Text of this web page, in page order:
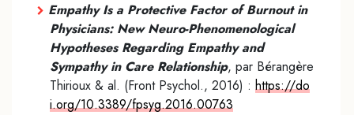
Empathy Is a Protective Factor of Burnout in
Physicians: New Neuro-Phenomenological
Hypotheses Regarding Empathy and
Sympathy in Care Relationship, par Bérangère
Thirioux & al. (Front Psychol., 2016) : https://do
i.org/10.3389/fpsyg.2016.00763